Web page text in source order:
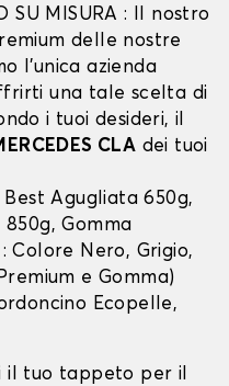
SU MISURA : Il nostro
delle nostre
l’unica azienda
una tale scelta di
i tuoi desideri, il
CLA dei tuoi
Agugliata 650g,
Gomma
: Colore Nero, Grigio,
e Gomma)
Ecopelle,
il tuo tappeto per il